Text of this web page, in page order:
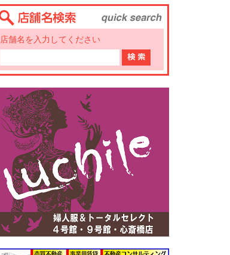
店舗名を入力してください